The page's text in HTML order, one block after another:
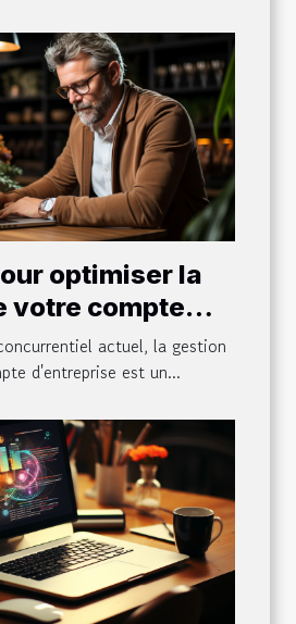
optimiser la
votre compte
actuel, la gestion
d'entreprise est un...